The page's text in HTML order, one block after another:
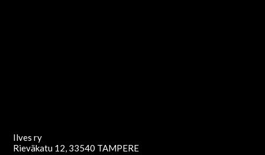
Ilves ry
Rieväkatu 12, 33540 TAMPERE